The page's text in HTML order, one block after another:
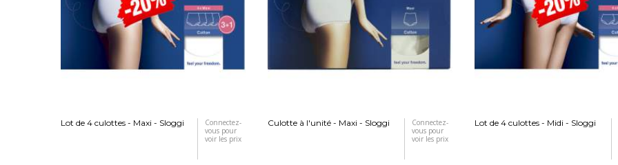
Lot de 4 culottes - Maxi - Sloggi
Connectez-
vous pour
voir les prix
Culotte à l'unité - Maxi - Sloggi
Connectez-
vous pour
voir les prix
Lot de 4 culottes - Midi - Sloggi